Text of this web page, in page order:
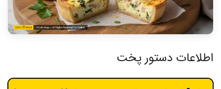
اطلاعات دستور پخت